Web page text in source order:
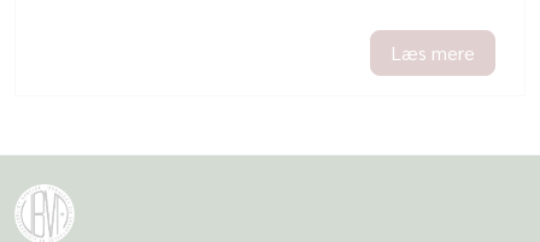
Læs mere